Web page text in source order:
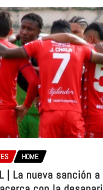
HOME
| La nueva sanción